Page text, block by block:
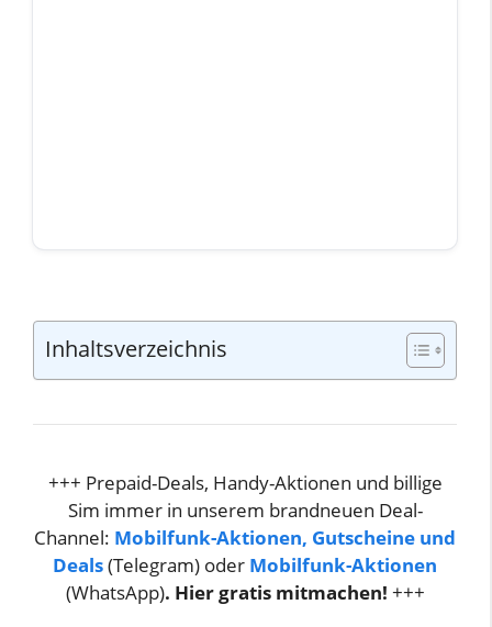
Inhaltsverzeichnis
+++ Prepaid-Deals, Handy-Aktionen und billige
Sim immer in unserem brandneuen Deal-
Channel: Mobilfunk-Aktionen, Gutscheine und
Deals(Telegram) oder Mobilfunk-Aktionen
(WhatsApp). Hier gratis mitmachen! +++